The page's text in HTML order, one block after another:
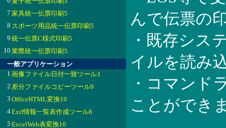
7 家具統一伝票印刷5
8 スポーツ用品統一伝票印刷5
9 統一伝票C様式印刷5
10 業際統一伝票印刷5
一般アプリケーション
1 画像ファイル日付一致ツール3
2 差分ファイルコピーツール9
3 OfficeHTML変換10
4Exif情報一覧表作成ツール8
5 ExcelWeb表変換10
んで伝票の
・既存シス
イルを読み
・コマンド
ことができ